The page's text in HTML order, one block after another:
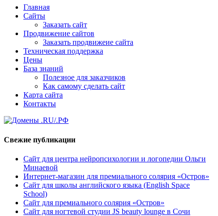
Главная
Сайты
Заказать сайт
Продвижение сайтов
Заказать продвижеие сайта
Техническая поддержка
Цены
База знаний
Полезное для заказчиков
Как самому сделать сайт
Карта сайта
Контакты
Свежие публикации
Сайт для центра нейропсихологии и логопедии Ольги
Минаевой
Интернет-магазин для премиального солярия «Остров»
Сайт для школы английского языка (English Space
School)
Сайт для премиального солярия «Остров»
Сайт для ногтевой студии JS beauty lounge в Сочи